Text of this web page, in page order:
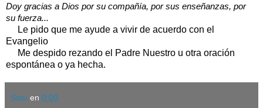
Doy gracias a Dios por su compañía, por sus enseñanzas, por
su fuerza...
Le pido que me ayude a vivir de acuerdo con el
Evangelio
Me despido rezando el Padre Nuestro u otra oración
espontánea o ya hecha.
Satu en 0:00